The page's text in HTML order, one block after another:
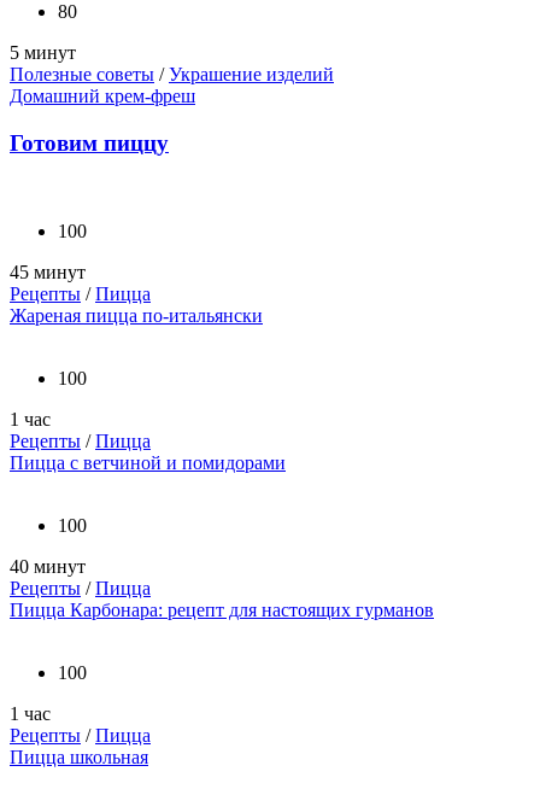
80
5 минут
Полезные советы /Украшение изделий
Домашний крем-фреш
Готовим пиццу
100
45 минут
Рецепты /Пицца
Жареная пицца по-итальянски
100
1 час
Рецепты /Пицца
Пицца с ветчиной и помидорами
100
40 минут
Рецепты /Пицца
Пицца Карбонара: рецепт для настоящих гурманов
100
1 час
Рецепты /Пицца
Пицца школьная